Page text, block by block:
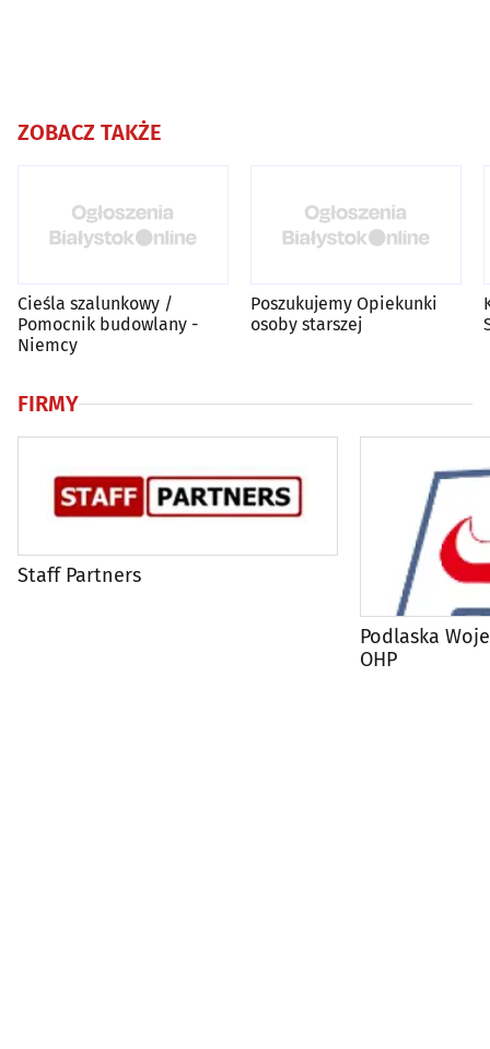
ZOBACZ TAKŻE
Cieśla szalunkowy /
Pomocnik budowlany -
Niemcy
Poszukujemy Opiekunki
osoby starszej
FIRMY
Staff Partners
Podlaska
OHP